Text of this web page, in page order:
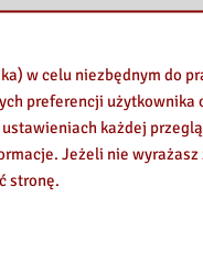
– Łódź : Wydawnictwo
Małgorzata Lipińska-
Michał
2017
/ pod. red. Tomasza Bąka.
w celu niezbędnym do
preferencji użytkownika
każdej
Jeżeli nie wyrażasz
stronę.